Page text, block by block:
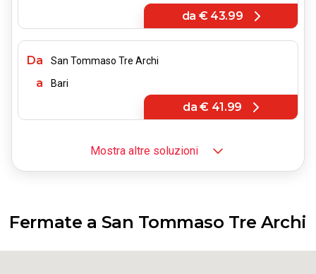
da € 43.99
Da
a
San Tommaso Tre Archi
Bari
da € 41.99
a
San Tommaso Tre Archi
Firenze
Mostra altre soluzioni
Fermate a San Tommaso Tre Archi